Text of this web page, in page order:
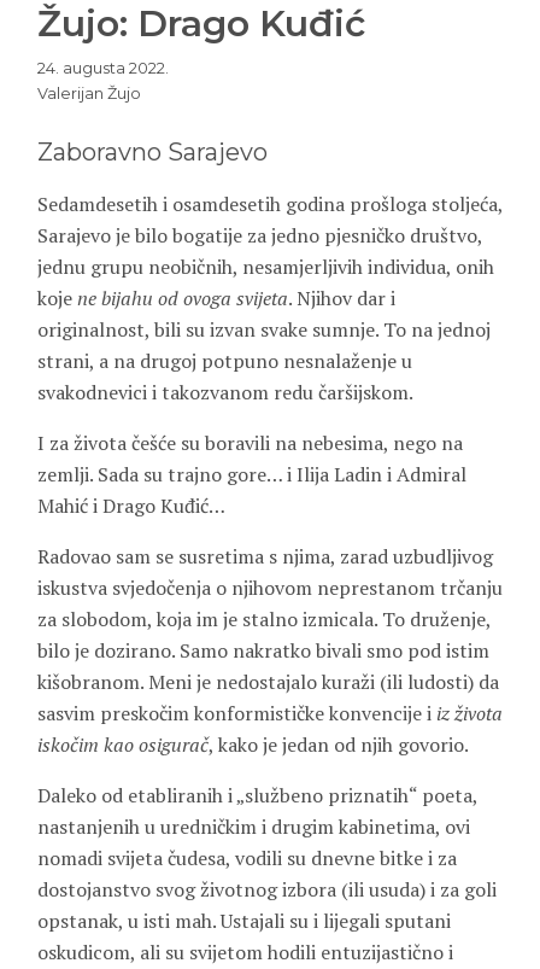
Žujo: Drago Kuđić
24. augusta 2022.
Valerijan Žujo
Zaboravno Sarajevo
Sedamdesetih i osamdesetih godina prošloga stoljeća,
Sarajevo je bilo bogatije za jedno pjesničko društvo,
jednu grupu neobičnih, nesamjerljivih individua, onih
kojene bijahu od ovoga svijeta. Njihov dar i
originalnost, bili su izvan svake sumnje. To na jednoj
strani, a na drugoj potpuno nesnalaženje u
svakodnevici i takozvanom redu čaršijskom.
I za života češće su boravili na nebesima, nego na
zemlji. Sada su trajno gore… i Ilija Ladin i Admiral
Mahić i Drago Kuđić…
Radovao sam se susretima s njima, zarad uzbudljivog
iskustva svjedočenja o njihovom neprestanom trčanju
za slobodom, koja im je stalno izmicala. To druženje,
bilo je dozirano. Samo nakratko bivali smo pod istim
kišobranom. Meni je nedostajalo kuraži (ili ludosti) da
sasvim preskočim konformističke konvencije i iz života
iskočim kao osigurač, kako je jedan od njih govorio.
Daleko od etabliranih i „službeno priznatih“ poeta,
nastanjenih u uredničkim i drugim kabinetima, ovi
nomadi svijeta čudesa, vodili su dnevne bitke i za
dostojanstvo svog životnog izbora (ili usuda) i za goli
opstanak, u isti mah. Ustajali su i lijegali sputani
oskudicom, ali su svijetom hodili entuzijastično i